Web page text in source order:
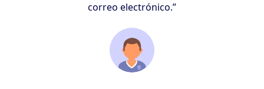
correo electrónico.”